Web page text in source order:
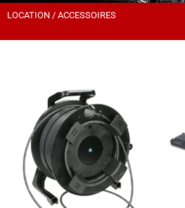
LOCATION / ACCESSOIRES